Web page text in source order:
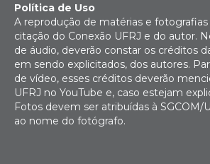
Política de Uso
A reprodução de matérias e
citação do Conexão UFRJ e do autor.
de áudio, deverão constar os créditos
em sendo explicitados, dos autores.
de vídeo, esses créditos deverão
UFRJ no YouTube e, caso estejam
Fotos devem ser atribuídas à SGCOM/
ao nome do fotógrafo.